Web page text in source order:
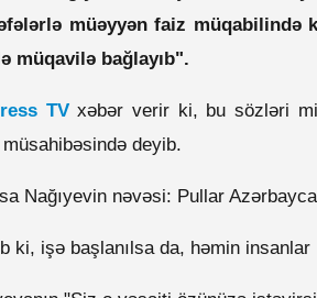
müəyyən faiz müqabilində
müqavilə bağlayıb".
TVxəbər verir ki, bu sözləri
deyib.
Nağıyevin nəvəsi: Pullar
ki, işə başlanılsa da, həmin